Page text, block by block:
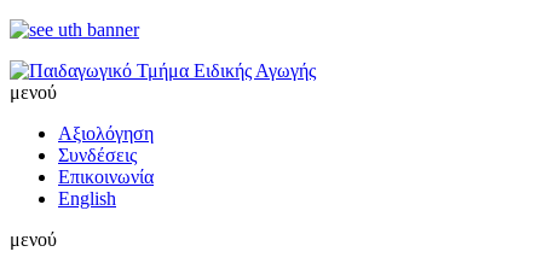
μενού
Αξιολόγηση
Συνδέσεις
Επικοινωνία
English
μενού